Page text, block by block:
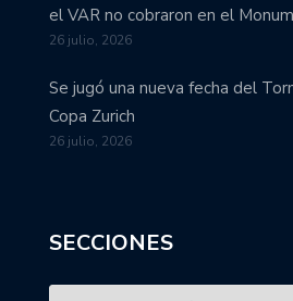
el VAR no cobraron en el
26 julio, 2026
Se jugó una nueva fecha del
Copa Zurich
26 julio, 2026
SECCIONES